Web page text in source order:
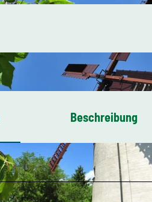
Beschreibung